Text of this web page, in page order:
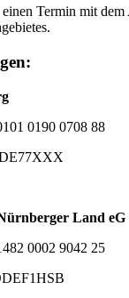
Termin mit dem
0190 0708 88
Land eG
0002 9042 25